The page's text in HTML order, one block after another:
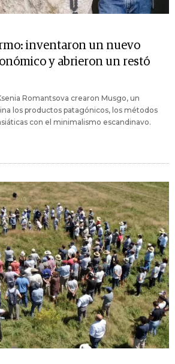
inventaron un nuevo
y abrieron un restó
Romantsova crearon Musgo, un
los productos patagónicos, los métodos
con el minimalismo escandinavo.